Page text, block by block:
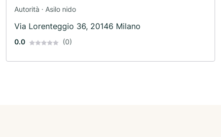
Autorità · Asilo nido
Via Lorenteggio 36, 20146 Milano
0.0 (0)